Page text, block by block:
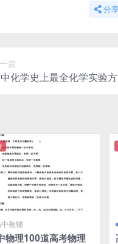
分
篇
化学史上最全化学实验
教辅
物理100道高考物理